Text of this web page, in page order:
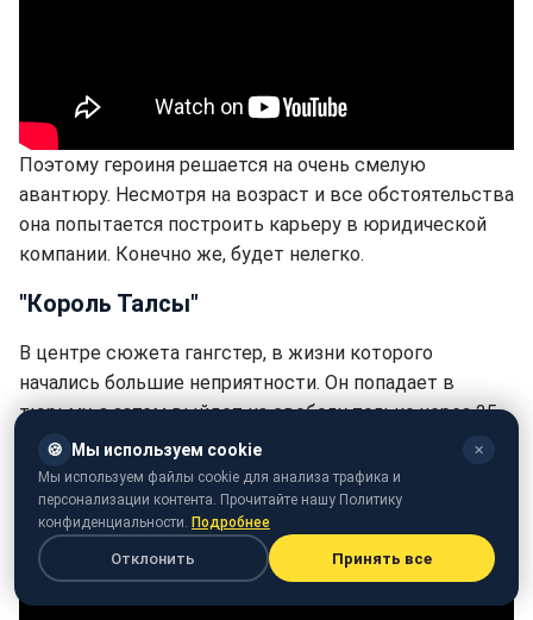
Поэтому героиня решается на очень смелую
авантюру. Несмотря на возраст и все обстоятельства
она попытается построить карьеру в юридической
компании. Конечно же, будет нелегко.
"Король Талсы"
В центре сюжета гангстер, в жизни которого
начались большие неприятности. Он попадает в
тюрьму, а затем выйдет на свободу только через 25
лет. За это время все сильно меняется.
🍪 Мы используем cookie ✕
Мы используем файлы cookie для анализа трафика и
персонализации контента. Прочитайте нашу Политику
конфиденциальности. Подробнее
Отклонить Принять все